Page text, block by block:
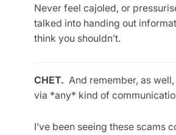
Never feel cajoled, or
talked into handing out
think you shouldn’t.
CHET. And remember, as
via *any* kind of
I’ve been seeing these scams